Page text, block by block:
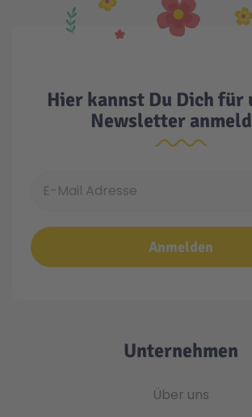
Hier kannst Du Dich für
Newsletter
Anmelden
Unternehmen
Über uns